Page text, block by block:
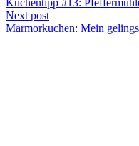
Küchentipp #13:
Next post
Marmorkuchen: Mein